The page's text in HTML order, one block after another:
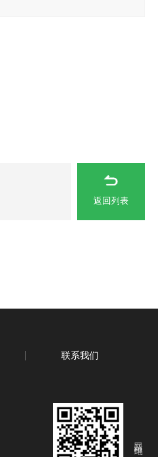
返回列表
联系我们